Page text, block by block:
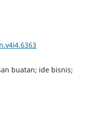
buatan; ide bisnis;